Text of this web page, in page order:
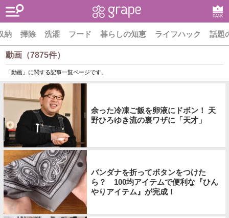
RANK
納 掃除 洗濯 フード 暮らしの知恵 ライフハック 話題
動画（7875件）
「動画」に関する記事一覧ページです。
余った冷凍ご飯を卵液にドボン！ 天
野ひろゆき流の裏ワザに「天才」
バンダナを折ってボタンをつけた
ら？ 100均アイテムで便利な『ひん
やりアイテム』が完成！